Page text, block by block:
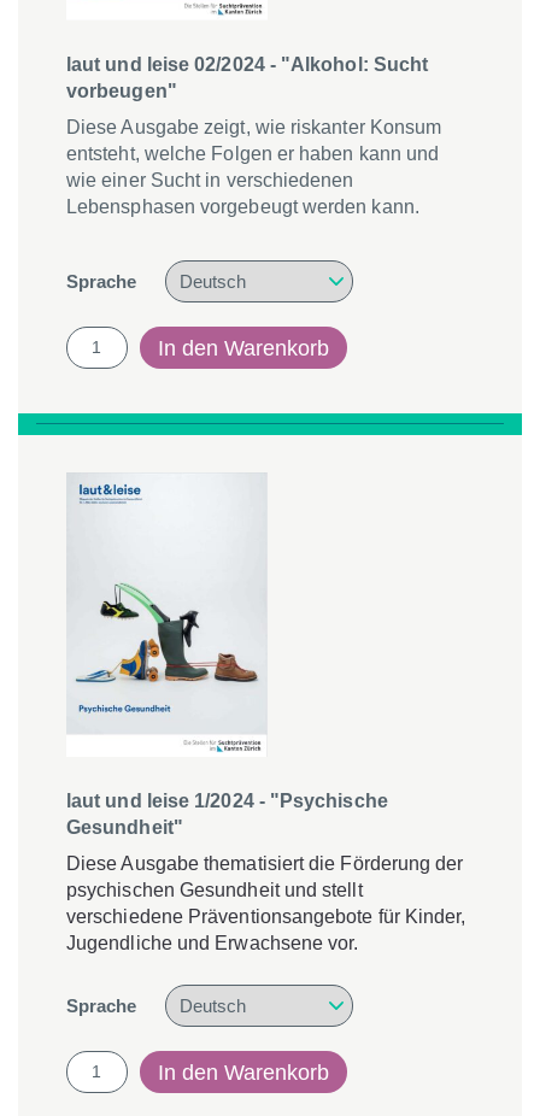
laut und leise 02/2024 - "Alkohol: Sucht
vorbeugen"
Diese Ausgabe zeigt, wie riskanter Konsum
entsteht, welche Folgen er haben kann und
wie einer Sucht in verschiedenen
Lebensphasen vorgebeugt werden kann.
Sprache
laut
und
02/2024
-
Sucht
In den Warenkorb
laut und leise 1/2024 - "Psychische
Gesundheit"
Diese Ausgabe thematisiert die Förderung der
psychischen Gesundheit und stellt
verschiedene Präventionsangebote für Kinder,
Jugendliche und Erwachsene vor.
Sprache
laut
und
In den Warenkorb